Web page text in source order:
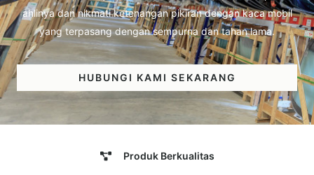
ahlinya dan nikmati ketenangan pikiran dengan kaca mobil
yang terpasang dengan sempurna dan tahan lama.
HUBUNGI KAMI SEKARANG
Produk Berkualitas